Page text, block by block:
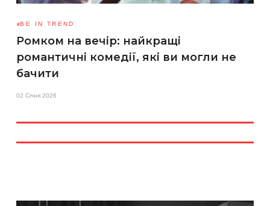
BE IN TREND
Ромком на вечір: найкращі
романтичні комедії, які ви могли не
бачити
02 Січня 2026